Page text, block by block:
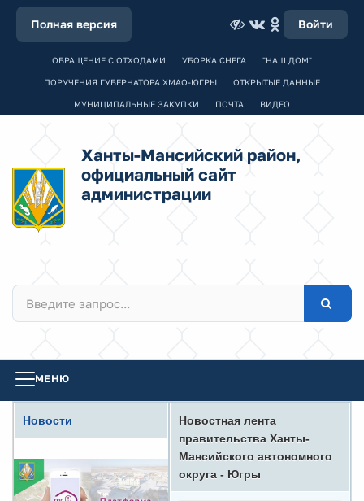
Полная версия Войти
ОБРАЩЕНИЕ С ОТХОДАМИ УБОРКА СНЕГА "НАШ ДОМ"
ПОРУЧЕНИЯ ГУБЕРНАТОРА ХМАО-ЮГРЫ ОТКРЫТЫЕ ДАННЫЕ
МУНИЦИПАЛЬНЫЕ ЗАКУПКИ ПОЧТА ВИДЕО
Ханты-Мансийский район,
официальный сайт
администрации
МЕНЮ
Новости
Новостная лента
правительства Ханты-
Мансийского автономного
округа - Югры